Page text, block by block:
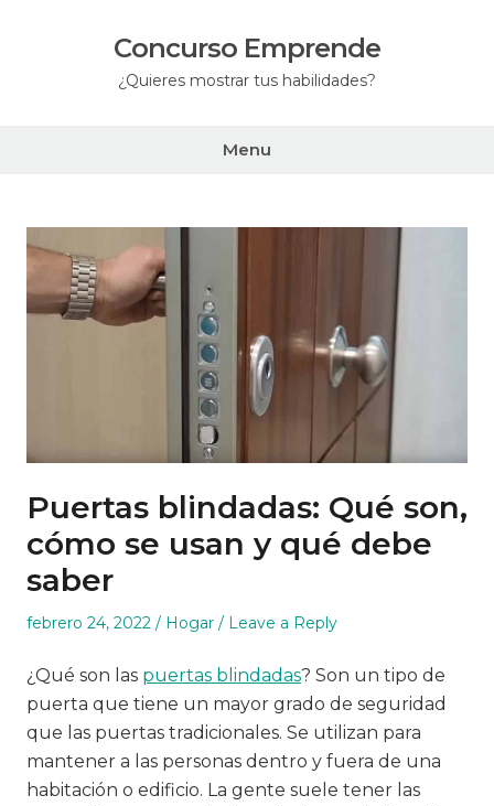
Concurso Emprende
¿Quieres mostrar tus habilidades?
Menu
Puertas blindadas: Qué son,
cómo se usan y qué debe
saber
Posted
febrero 24, 2022
Posted
Hogar Leave a Reply
¿Qué son las puertas blindadas? Son un tipo de
puerta que tiene un mayor grado de seguridad
que las puertas tradicionales. Se utilizan para
mantener a las personas dentro y fuera de una
habitación o edificio. La gente suele tener las